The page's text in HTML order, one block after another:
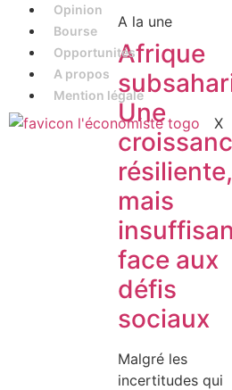
Opinion
Bourse
Opportunités
A propos
Mention légale
X
A la une
Afrique
Une
résiliente,
mais
face aux
défis
sociaux
Malgré les
incertitudes qui